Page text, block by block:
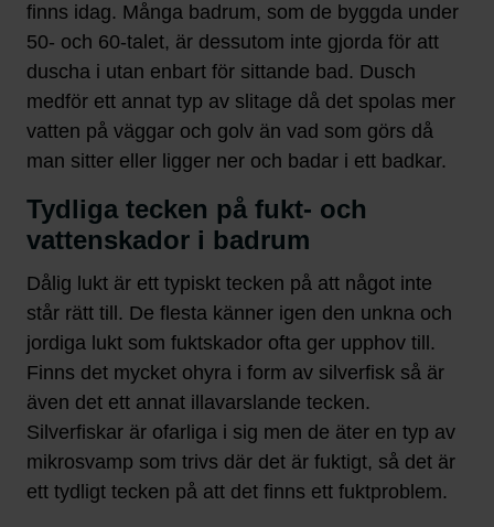
finns idag. Många badrum, som de byggda under
50- och 60-talet, är dessutom inte gjorda för att
duscha i utan enbart för sittande bad. Dusch
medför ett annat typ av slitage då det spolas mer
vatten på väggar och golv än vad som görs då
man sitter eller ligger ner och badar i ett badkar.
Tydliga tecken på fukt- och
vattenskador i badrum
Dålig lukt är ett typiskt tecken på att något inte
står rätt till. De flesta känner igen den unkna och
jordiga lukt som fuktskador ofta ger upphov till.
Finns det mycket ohyra i form av silverfisk så är
även det ett annat illavarslande tecken.
Silverfiskar är ofarliga i sig men de äter en typ av
mikrosvamp som trivs där det är fuktigt, så det är
ett tydligt tecken på att det finns ett fuktproblem.